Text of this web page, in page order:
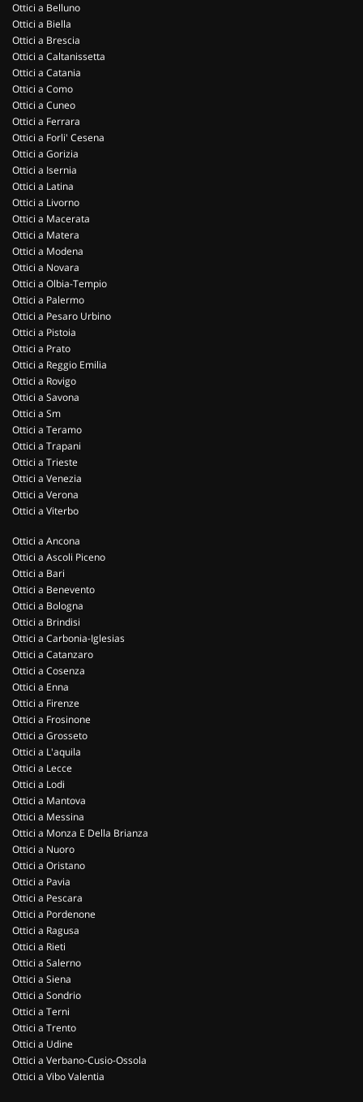
Ottici a Belluno
Ottici a Biella
Ottici a Brescia
Ottici a Caltanissetta
Ottici a Catania
Ottici a Como
Ottici a Cuneo
Ottici a Ferrara
Ottici a Forli' Cesena
Ottici a Gorizia
Ottici a Isernia
Ottici a Latina
Ottici a Livorno
Ottici a Macerata
Ottici a Matera
Ottici a Modena
Ottici a Novara
Ottici a Olbia-Tempio
Ottici a Palermo
Ottici a Pesaro Urbino
Ottici a Pistoia
Ottici a Prato
Ottici a Reggio Emilia
Ottici a Rovigo
Ottici a Savona
Ottici a Sm
Ottici a Teramo
Ottici a Trapani
Ottici a Trieste
Ottici a Venezia
Ottici a Verona
Ottici a Viterbo
Ottici a Ancona
Ottici a Ascoli Piceno
Ottici a Bari
Ottici a Benevento
Ottici a Bologna
Ottici a Brindisi
Ottici a Carbonia-Iglesias
Ottici a Catanzaro
Ottici a Cosenza
Ottici a Enna
Ottici a Firenze
Ottici a Frosinone
Ottici a Grosseto
Ottici a L'aquila
Ottici a Lecce
Ottici a Lodi
Ottici a Mantova
Ottici a Messina
Ottici a Monza E Della Brianza
Ottici a Nuoro
Ottici a Oristano
Ottici a Pavia
Ottici a Pescara
Ottici a Pordenone
Ottici a Ragusa
Ottici a Rieti
Ottici a Salerno
Ottici a Siena
Ottici a Sondrio
Ottici a Terni
Ottici a Trento
Ottici a Udine
Ottici a Verbano-Cusio-Ossola
Ottici a Vibo Valentia